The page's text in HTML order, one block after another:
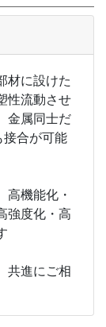
材に設けた
性流動させ
金属同士だ
合が可能
高機能化・
強度化・高
共進にご相